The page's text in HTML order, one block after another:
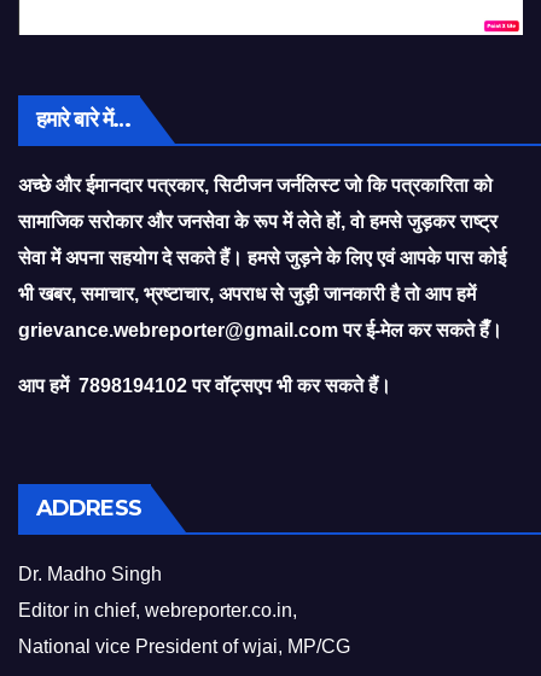
हमारे बारे में…
अच्छे और ईमानदार पत्रकार, सिटीजन जर्नलिस्ट जो कि पत्रकारिता को
सामाजिक सरोकार और जनसेवा के रूप में लेते हों, वो हमसे जुड़कर राष्ट्र
सेवा में अपना सहयोग दे सकते हैं। हमसे जुड़ने के लिए एवं आपके पास कोई
भी खबर, समाचार, भ्रष्टाचार, अपराध से जुड़ी जानकारी है तो आप हमें
grievance.webreporter@gmail.comपर ई-मेल कर सकते हैँ।
आप हमें 7898194102 पर वॉट्सएप भी कर सकते हैं।
ADDRESS
Dr. Madho Singh
Editor in chief, webreporter.co.in,
National vice President of wjai, MP/CG